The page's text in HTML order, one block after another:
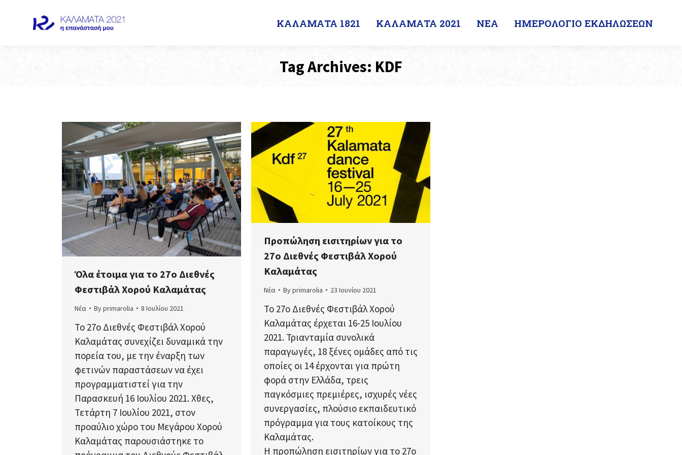
ΚΑΛΑΜΑΤΑ 1821 ΚΑΛΑΜΑΤΑ 2021 ΝΕΑ ΗΜΕΡΟΛΟΓΙΟ ΕΚΔΗΛΩΣΕΩΝ
Tag Archives: KDF
Όλα έτοιμα για το 27ο Διεθνές
Φεστιβάλ Χορού Καλαμάτας
Νέα Byprimarolia 8 Ιουλίου 2021
Το 27ο Διεθνές Φεστιβάλ Χορού
Καλαμάτας συνεχίζει δυναμικά την
πορεία του, με την έναρξη των
φετινών παραστάσεων να έχει
προγραμματιστεί για την
Παρασκευή 16 Ιουλίου 2021. Χθες,
Τετάρτη 7 Ιουλίου 2021, στον
προαύλιο χώρο του Μεγάρου Χορού
Καλαμάτας παρουσιάστηκε το
Προπώληση εισιτηρίων για το
27ο Διεθνές Φεστιβάλ Χορού
Καλαμάτας
Νέα Byprimarolia 23 Ιουνίου 2021
Το 27ο Διεθνές Φεστιβάλ Χορού
Καλαμάτας έρχεται 16-25 Ιουλίου
2021. Τριανταμία συνολικά
παραγωγές, 18 ξένες ομάδες από τις
οποίες οι 14 έρχονται για πρώτη
φορά στην Ελλάδα, τρεις
παγκόσμιες πρεμιέρες, ισχυρές νέες
συνεργασίες, πλούσιο εκπαιδευτικό
πρόγραμμα για τους κατοίκους της
Καλαμάτας.
Η προπώληση εισιτηρίων για το 27ο